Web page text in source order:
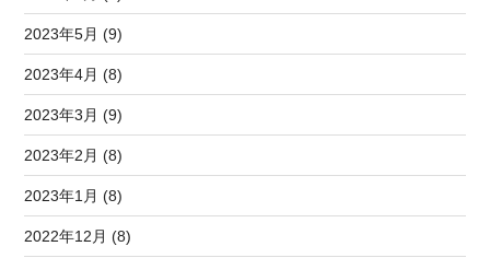
2023年5月 (9)
2023年4月 (8)
2023年3月 (9)
2023年2月 (8)
2023年1月 (8)
2022年12月 (8)